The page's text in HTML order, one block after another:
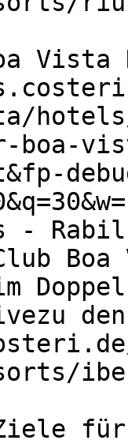
Vista
boa-
-